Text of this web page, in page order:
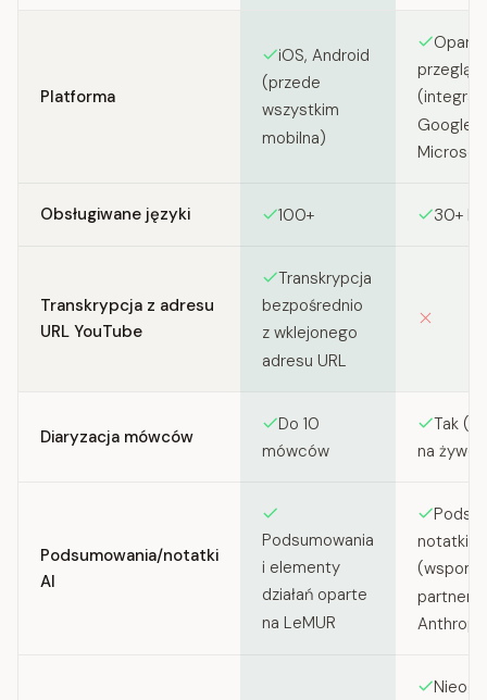
Platforma
iOS, Android
(przede
wszystkim
mobilna)
Google
Obsługiwane języki 100+ 30+
Transkrypcja z adresu
URL YouTube
Transkrypcja
bezpośrednio
z wklejonego
adresu URL
Diaryzacja mówców
Do 10
mówców
Tak
na żywo)
Podsumowania/notatki
AI
Podsumowania
i elementy
działań oparte
na LeMUR
notatki